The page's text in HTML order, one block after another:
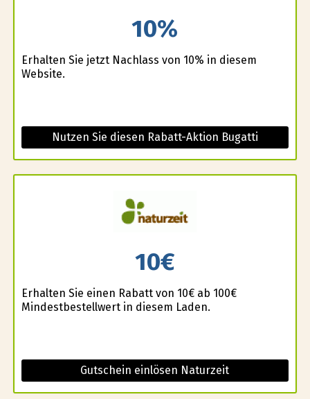
10%
Erhalten Sie jetzt Nachlass von 10% in diesem
Website.
Nutzen Sie diesen Rabatt-Aktion Bugatti
10€
Erhalten Sie einen Rabatt von 10€ ab 100€
Mindestbestellwert in diesem Laden.
Gutschein einlösen Naturzeit